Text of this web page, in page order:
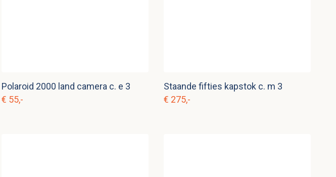
Polaroid 2000 land camera c. e 3
€ 55,-
Staande fifties kapstok c. m 3
€ 275,-